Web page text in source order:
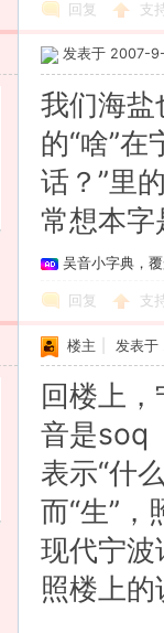
回复 支
发表于 2007-
我们海盐
的“啥”
话？”里
常想本字
吴音小字典，
回复 支
楼主 发表
回楼上，
音是soq
表示“什
而“生”
现代宁波
照楼上